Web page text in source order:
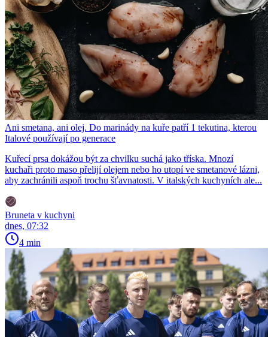
Ani smetana, ani olej. Do marinády na kuře patří 1 tekutina, kterou
Italové používají po generace
Kuřecí prsa dokážou být za chvilku suchá jako tříska. Mnozí
kuchaři proto maso přelijí olejem nebo ho utopí ve smetanové lázni,
aby zachránili aspoň trochu šťavnatosti. V italských kuchyních ale...
Bruneta v kuchyni
dnes, 07:32
4 min